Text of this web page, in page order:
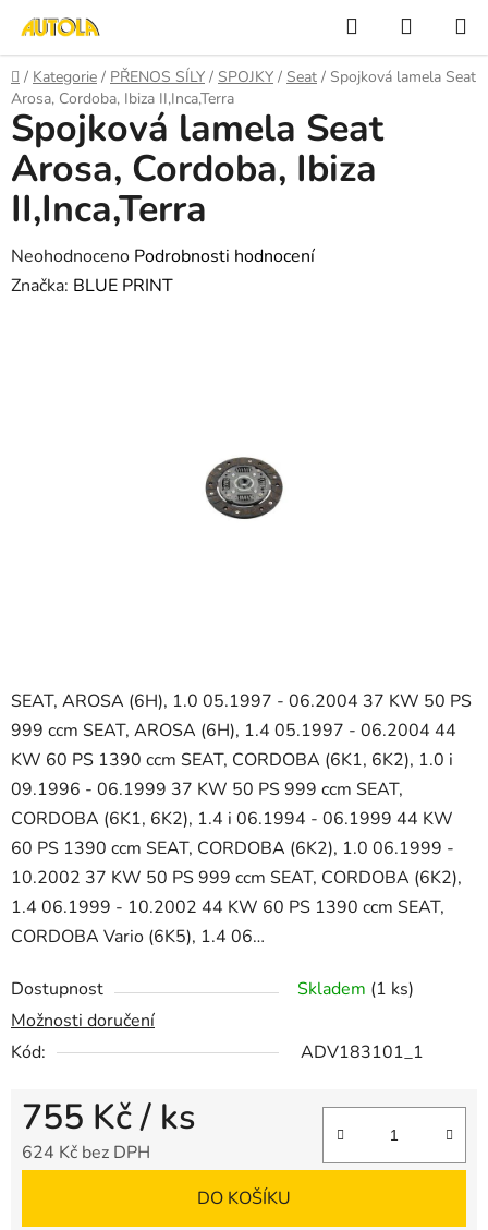
obsah
Hledat
KOŠÍK
Domů
/ Kategorie / PŘENOS SÍLY / SPOJKY / Seat / Spojková lamela Seat
Arosa, Cordoba, Ibiza II,Inca,Terra
SEAT, AROSA (6H), 1.0 05.1997 - 06.2004 37 KW 50 PS
999 ccm SEAT, AROSA (6H), 1.4 05.1997 - 06.2004 44
KW 60 PS 1390 ccm SEAT, CORDOBA (6K1, 6K2), 1.0 i
09.1996 - 06.1999 37 KW 50 PS 999 ccm SEAT,
CORDOBA (6K1, 6K2), 1.4 i 06.1994 - 06.1999 44 KW
60 PS 1390 ccm SEAT, CORDOBA (6K2), 1.0 06.1999 -
10.2002 37 KW 50 PS 999 ccm SEAT, CORDOBA (6K2),
1.4 06.1999 - 10.2002 44 KW 60 PS 1390 ccm SEAT,
CORDOBA Vario (6K5), 1.4 06…
Dostupnost Skladem (1 ks)
Možnosti doručení
Kód:
ADV183101_1
755 Kč/ ks
624 Kč bez DPH
DO KOŠÍKU
Spojková lamela Seat
Arosa, Cordoba, Ibiza
II,Inca,Terra
Průměrné
hodnocení
Neohodnoceno Podrobnosti hodnocení
Značka: BLUE PRINT